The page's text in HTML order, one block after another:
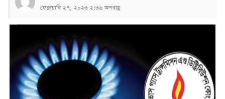
ফেব্রুয়ারি ২৭, ২০২৩ ২:৩৬ অপরাহ্ণ